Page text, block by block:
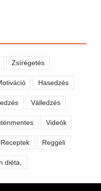
Zsírégetés
Hasedzés
Válledzés
Videók
Reggeli
diéta,